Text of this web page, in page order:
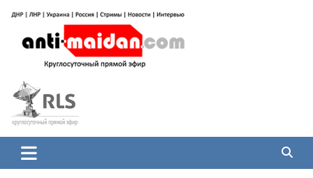
содержимому
Антимайдан: Гражданская война
на Украине
гражданской войне на Украине, включая события в Новороссии, ДНР,
ЛНР и других регионах.